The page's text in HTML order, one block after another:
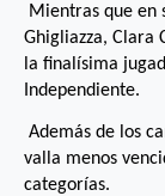
Mientras que en
Ghigliazza, Clara
la finalísima
Independiente.
Además de los
valla menos
categorías.